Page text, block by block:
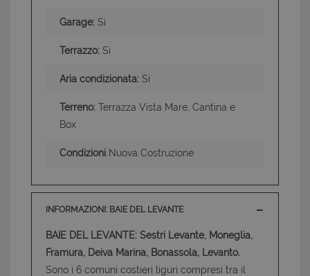
Garage: Si
Terrazzo: Si
Aria condizionata: Si
Terreno: Terrazza Vista Mare, Cantina e
Box
Condizioni Nuova Costruzione
INFORMAZIONI: BAIE DEL LEVANTE
BAIE DEL LEVANTE: Sestri Levante, Moneglia,
Framura, Deiva Marina, Bonassola, Levanto.
Sono i 6 comuni costieri liguri compresi tra il